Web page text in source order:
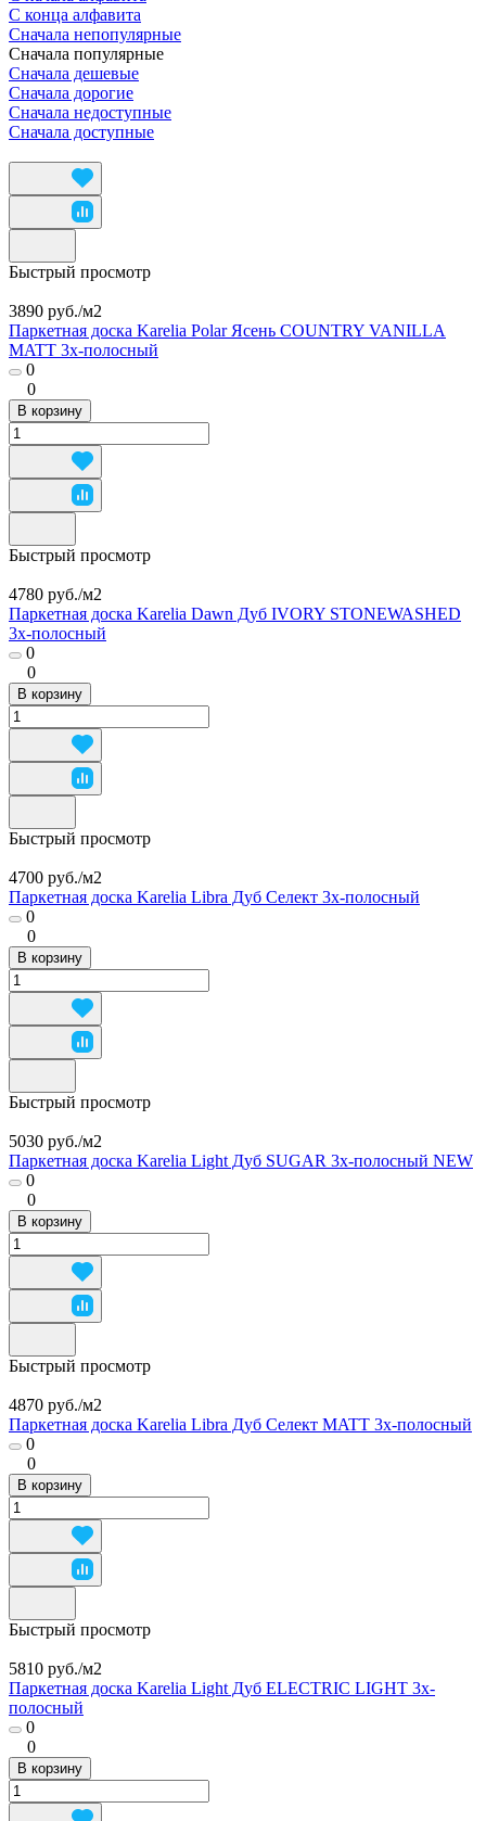
С конца алфавита
Сначала непопулярные
Сначала популярные
Сначала дешевые
Сначала дорогие
Сначала недоступные
Сначала доступные
Быстрый просмотр
3890 руб./м2
Паркетная доска Karelia Polar Ясень COUNTRY VANILLA
MATT 3х-полосный
0
0
В корзину
Быстрый просмотр
4780 руб./м2
Паркетная доска Karelia Dawn Дуб IVORY STONEWASHED
3х-полосный
0
0
В корзину
Быстрый просмотр
4700 руб./м2
Паркетная доска Karelia Libra Дуб Селект 3х-полосный
0
0
В корзину
Быстрый просмотр
5030 руб./м2
Паркетная доска Karelia Light Дуб SUGAR 3х-полосный NEW
0
0
В корзину
Быстрый просмотр
4870 руб./м2
Паркетная доска Karelia Libra Дуб Селект MATT 3х-полосный
0
0
В корзину
Быстрый просмотр
5810 руб./м2
Паркетная доска Karelia Light Дуб ELECTRIC LIGHT 3х-
полосный
0
0
В корзину